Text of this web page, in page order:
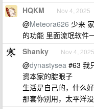
HQKM Nov 4, 2025
@Meteora626 少来
的功能 里面流氓软件
Shanky Nov 4, 2025
@dynastysea #63 我
资本家的腚眼子
生活是自己的，什么
那套你别用，太平洋